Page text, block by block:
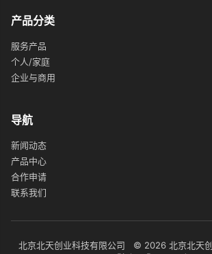
产品分类
服务产品
个人/家庭
企业与商用
导航
新闻动态
产品中心
合作申请
联系我们
北京北天创业科技有限公司 © 2026 北京北天